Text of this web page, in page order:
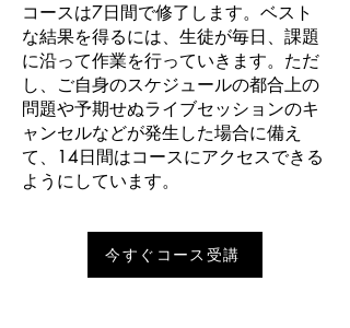
コースは7日間で修了します。ベスト
な結果を得るには、生徒が毎日、課題
に沿って作業を行っていきます。ただ
し、ご自身のスケジュールの都合上の
問題や予期せぬライブセッションのキ
ャンセルなどが発生した場合に備え
て、14日間はコースにアクセスできる
ようにしています。
今すぐコース受講